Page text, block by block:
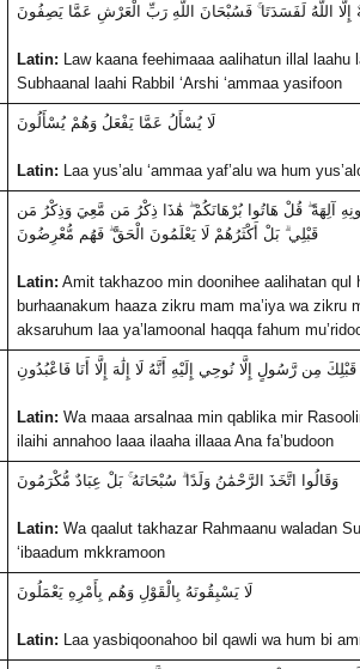
إِلَّا اللَّهُ لَفَسَدَتَا ۚ فَسُبْحَانَ اللَّهِ رَبِّ الْعَرْشِ عَمَّا يَصِفُونَ
Latin: Law kaana feehimaaa aalihatun illal laahu
Subhaanal laahi Rabbil ‘Arshi ‘ammaa yasifoon
لَا يُسْأَلُ عَمَّا يَفْعَلُ وَهُمْ يُسْأَلُونَ
Latin: Laa yus’alu ‘ammaa yaf’alu wa hum
آلِهَةً ۖ قُلْ هَاتُوا بُرْهَانَكُمْ ۖ هَٰذَا ذِكْرُ مَن مَّعِيَ وَذِكْرُ مَن
قَبْلِي ۗ بَلْ أَكْثَرُهُمْ لَا يَعْلَمُونَ الْحَقَّ ۖ فَهُم مُّعْرِضُونَ
Latin: Amit takhazoo min doonihee aalihatan qul
burhaanakum haaza zikru mam ma’iya wa zikru
aksaruhum laa ya’lamoonal haqqa fahum
مِن رَّسُولٍ إِلَّا نُوحِي إِلَيْهِ أَنَّهُ لَا إِلَٰهَ إِلَّا أَنَا فَاعْبُدُونِ
Latin: Wa maaa arsalnaa min qablika mir
ilaihi annahoo laaa ilaaha illaaa Ana fa’budoon
وَقَالُوا اتَّخَذَ الرَّحْمَٰنُ وَلَدًا ۗ سُبْحَانَهُ ۚ بَلْ عِبَادٌ مُّكْرَمُونَ
Latin: Wa qaalut takhazar Rahmaanu waladan
‘ibaadum mkkramoon
لَا يَسْبِقُونَهُ بِالْقَوْلِ وَهُم بِأَمْرِهِ يَعْمَلُونَ
Latin: Laa yasbiqoonahoo bil qawli wa hum bi